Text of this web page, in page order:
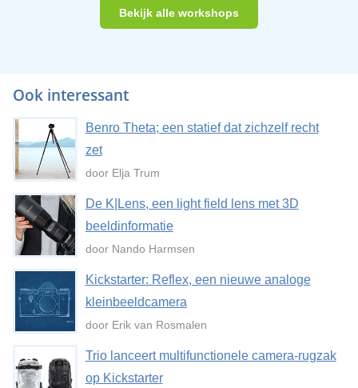
Bekijk alle workshops
Ook interessant
Benro Theta; een statief dat zichzelf recht
zet
door Elja Trum
De K|Lens, een light field lens met 3D
beeldinformatie
door Nando Harmsen
Kickstarter: Reflex, een nieuwe analoge
kleinbeeldcamera
door Erik van Rosmalen
Trio lanceert multifunctionele camera-rugzak
op Kickstarter